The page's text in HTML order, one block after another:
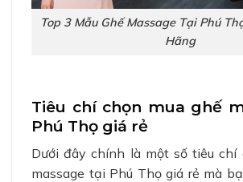
Top 3 Mẫu Ghế Massage Tại Phú
Hãng
Tiêu chí chọn mua ghế
Phú Thọ giá rẻ
Dưới đây chính là một số tiêu chí
massage tại Phú Thọ giá rẻ mà